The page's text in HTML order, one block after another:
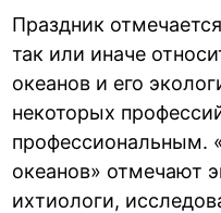
Праздник
так или иначе
океанов и его
некоторых
профессиональным.
океанов» отмечают
ихтиологи,